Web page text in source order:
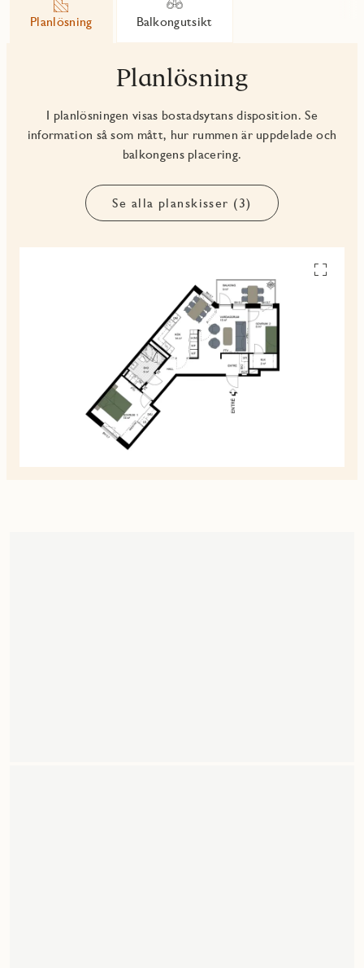
Planlösning Balkongutsikt
Planlösning
I planlösningen visas bostadsytans disposition. Se
information så som mått, hur rummen är uppdelade och
balkongens placering.
Se alla planskisser (3)
Se